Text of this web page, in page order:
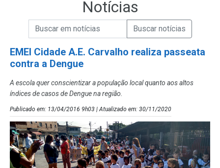
Notícias
Campo de Busca de Notícias
Campo de Busca de informaçõesEnviar a Busca de Notícias
EMEI Cidade A.E. Carvalho realiza passeata
contra a Dengue
A escola quer conscientizar a população local quanto aos altos
índices de casos de Dengue na região.
Publicado em: 13/04/2016 9h03 | Atualizado em: 30/11/2020